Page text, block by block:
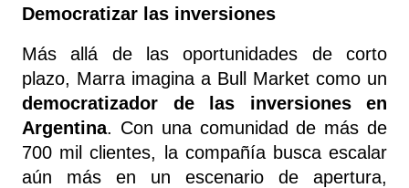
Democratizar las inversiones
Más allá de las oportunidades de corto
democratizador de las inversiones en
Argentina. Con una comunidad de más de
700 mil clientes, la compañía busca escalar
aún más en un escenario de apertura,